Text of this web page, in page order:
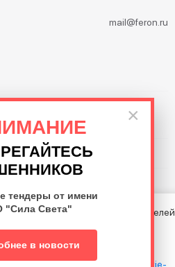
×
тендеры от имени
"Сила Света"
в новости
mail@feron.ru
Данный сайт носит
и не является публичной
анализа поведения посетителей
вы соглашаетесь на
в соответствии с нашими
Cookie-